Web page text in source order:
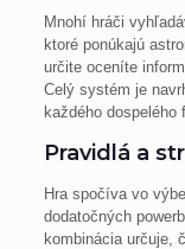
Mnohí hráči
ktoré ponúkajú
určite oceníte
Celý systém je
každého dospelého
Pravidlá a
Hra spočíva vo
dodatočných
kombinácia určuje,